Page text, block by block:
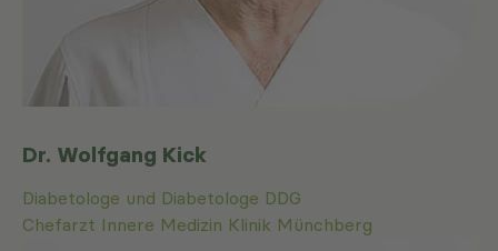
Dr. Wolfgang Kick
Diabetologe und Diabetologe DDG
Chefarzt Innere Medizin Klinik Münchberg